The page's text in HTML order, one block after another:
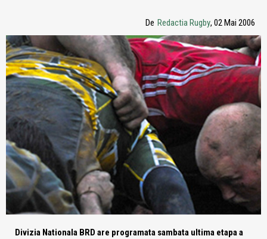
De Redactia Rugby, 02 Mai 2006
Divizia Nationala BRD are programata sambata ultima etapa a